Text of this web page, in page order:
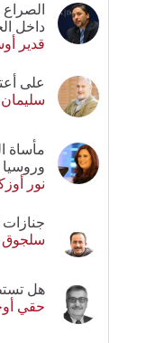
داخل
قدير
على
مأساة
نور
سلجوق
هل
حقي